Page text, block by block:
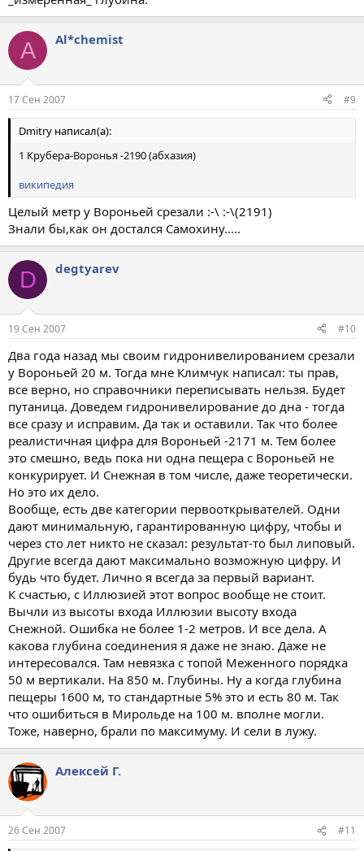
A Al*chemist
17 Сен 2007 #9
Dmitry написал(а):
1 Крубера-Воронья -2190 (абхазия)
википедия
Целый метр у Вороньей срезали :-\ :-\(2191)
Знали бы,как он достался Самохину.....
D degtyarev
19 Сен 2007 #10
Два года назад мы своим гидронивелированием срезали
у Вороньей 20 м. Тогда мне Климчук написал: ты прав,
все верно, но справочники переписывать нельзя. Будет
путаница. Доведем гидронивелирование до дна - тогда
все сразу и исправим. Да так и оставили. Так что более
реалистичная цифра для Вороньей -2171 м. Тем более
это смешно, ведь пока ни одна пещера с Вороньей не
конкурирует. И Снежная в том числе, даже теоретически.
Но это их дело.
Вообще, есть две категории первооткрывателей. Одни
дают минимальную, гарантированную цифру, чтобы и
через сто лет никто не сказал: результат-то был липовый.
Другие всегда дают максимально возможную цифру. И
будь что будет. Лично я всегда за первый вариант.
К счастью, с Иллюзией этот вопрос вообще не стоит.
Вычли из высоты входа Иллюзии высоту входа
Снежной. Ошибка не более 1-2 метров. И все дела. А
какова глубина соединения я даже не знаю. Даже не
интересовался. Там невязка с топой Меженного порядка
50 м вертикали. На 850 м. Глубины. Ну а когда глубина
пещеры 1600 м, то стандартные 5% это и есть 80 м. Так
что ошибиться в Мирольде на 100 м. вполне могли.
Тоже, наверно, брали по максимуму. И сели в лужу.
Алексей Г.
26 Сен 2007 #11